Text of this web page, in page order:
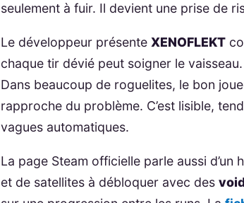
seulement à fuir. Il devient une prise de
Le développeur présenteXENOFLEKT
chaque tir dévié peut soigner le
Dans beaucoup de roguelites, le bon
rapproche du problème. C’est lisible,
vagues automatiques.
La page Steam officielle parle aussi d’un
et de satellites à débloquer avec des